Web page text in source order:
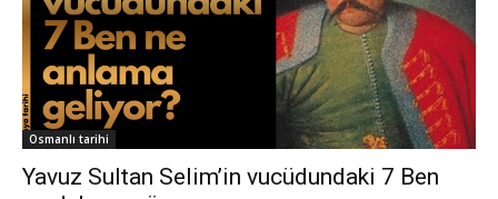
Osmanlı tarihi
Yavuz Sultan Selim’in vucüdundaki 7 Ben